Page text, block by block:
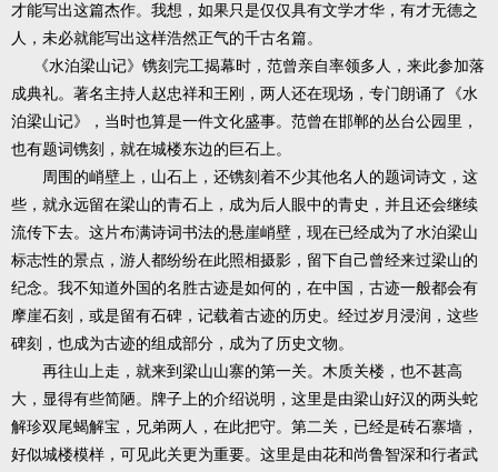
才能写出这篇杰作。我想，如果只是仅仅具有文学才华，有才无德之
人，未必就能写出这样浩然正气的千古名篇。
《水泊梁山记》镌刻完工揭幕时，范曾亲自率领多人，来此参加落
成典礼。著名主持人赵忠祥和王刚，两人还在现场，专门朗诵了《水
泊梁山记》，当时也算是一件文化盛事。范曾在邯郸的丛台公园里，
也有题词镌刻，就在城楼东边的巨石上。
周围的峭壁上，山石上，还镌刻着不少其他名人的题词诗文，这
些，就永远留在梁山的青石上，成为后人眼中的青史，并且还会继续
流传下去。这片布满诗词书法的悬崖峭壁，现在已经成为了水泊梁山
标志性的景点，游人都纷纷在此照相摄影，留下自己曾经来过梁山的
纪念。我不知道外国的名胜古迹是如何的，在中国，古迹一般都会有
摩崖石刻，或是留有石碑，记载着古迹的历史。经过岁月浸润，这些
碑刻，也成为古迹的组成部分，成为了历史文物。
再往山上走，就来到梁山山寨的第一关。木质关楼，也不甚高
大，显得有些简陋。牌子上的介绍说明，这里是由梁山好汉的两头蛇
解珍双尾蝎解宝，兄弟两人，在此把守。第二关，已经是砖石寨墙，
好似城楼模样，可见此关更为重要。这里是由花和尚鲁智深和行者武